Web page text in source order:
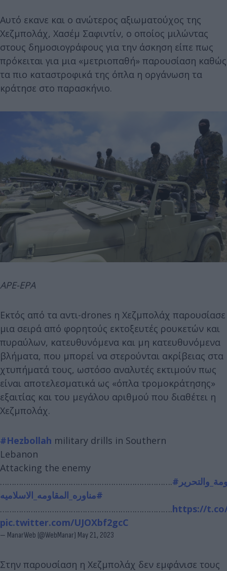
Αυτό εκανε και ο ανώτερος αξιωματούχος της
Χεζμπολάχ, Χασέμ Σαφιντίν, ο οποίος μιλώντας
στους δημοσιογράφους για την άσκηση είπε πως
πρόκειται για μια «μετριοπαθή» παρουσίαση καθώς
τα πιο καταστροφικά της όπλα η οργάνωση τα
κράτησε στο παρασκήνιο.
APE-EPA
Εκτός από τα αντι-drones η Χεζμπολάχ παρουσίασε
μια σειρά από φορητούς εκτοξευτές ρουκετών και
πυραύλων, κατευθυνόμενα και μη κατευθυνόμενα
βλήματα, που μπορεί να στερούνται ακρίβειας στα
χτυπήματά τους, ωστόσο αναλυτές εκτιμούν πως
είναι αποτελεσματικά ως «όπλα τρομοκράτησης»
εξαιτίας και του μεγάλου αριθμού που διαθέτει η
Χεζμπολάχ.
#Hezbollah military drills in Southern
Lebanon
Attacking the enemy
……………………………………………………………….
#مناوره_المقاومه_الاسلاميه
……………………………………………………………….https://t.co/
pic.twitter.com/UJOXbf2gcC
— ManarWeb (@WebManar) May 21, 2023
Στην παρουσίαση η Χεζμπολάχ δεν εμφάνισε τους